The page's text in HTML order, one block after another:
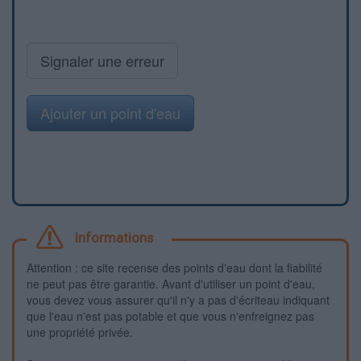
Signaler une erreur
Ajouter un point d'eau
Informations
Attention : ce site recense des points d'eau dont la fiabilité
ne peut pas être garantie. Avant d'utiliser un point d'eau,
vous devez vous assurer qu'il n'y a pas d'écriteau indiquant
que l'eau n'est pas potable et que vous n'enfreignez pas
une propriété privée.